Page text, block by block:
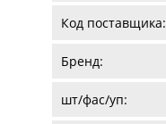
Код поставщика:
Бренд:
шт/фас/уп: